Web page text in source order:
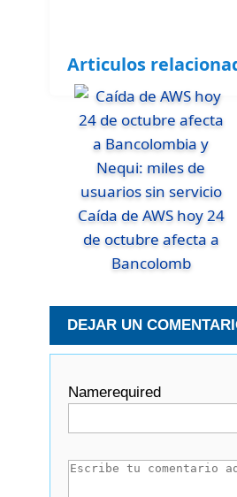
Articulos
Caída de AWS hoy 24
de octubre afecta a
Bancolomb
DEJAR UN
Namerequired